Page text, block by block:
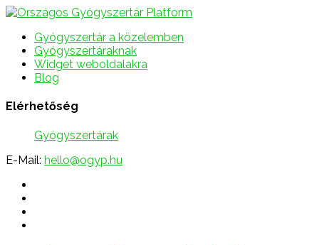
Gyógyszertár a közelemben
Gyógyszertáraknak
Widget weboldalakra
Blog
Elérhetőség
Gyógyszertárak
E-Mail: hello@ogyp.hu